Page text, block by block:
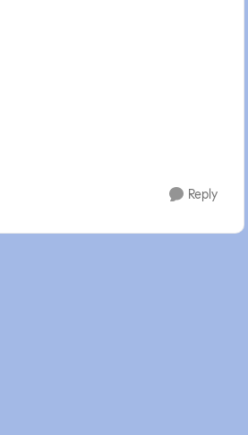
Reply